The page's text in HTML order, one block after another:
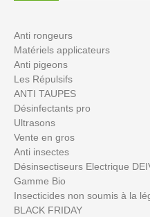
Anti rongeurs
Matériels applicateurs
Anti pigeons
Les Répulsifs
ANTI TAUPES
Désinfectants pro
Ultrasons
Vente en gros
Anti insectes
Désinsectiseurs Electrique
Gamme Bio
Insecticides non soumis à la
BLACK FRIDAY